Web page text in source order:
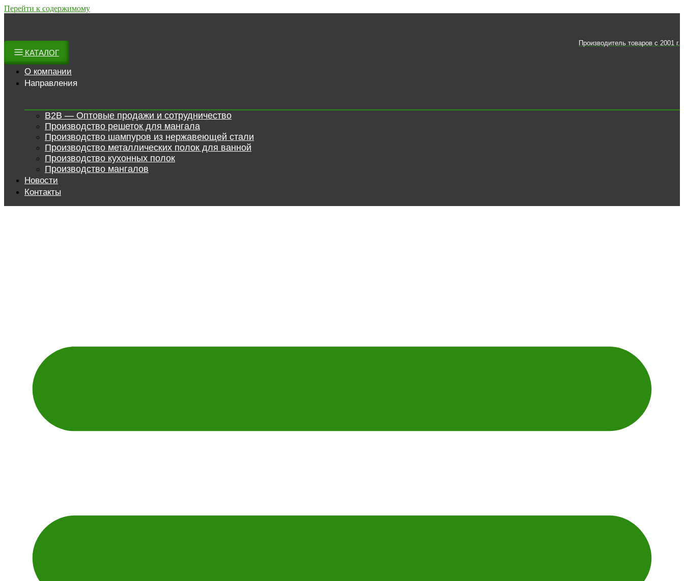
Перейти к содержимому
Производитель товаров c 2001 г.
КАТАЛОГ
О компании
Направления
B2B — Оптовые продажи и сотрудничество
Производство решеток для мангала
Производство шампуров из нержавеющей стали
Производство металлических полок для ванной
Производство кухонных полок
Производство мангалов
Новости
Контакты